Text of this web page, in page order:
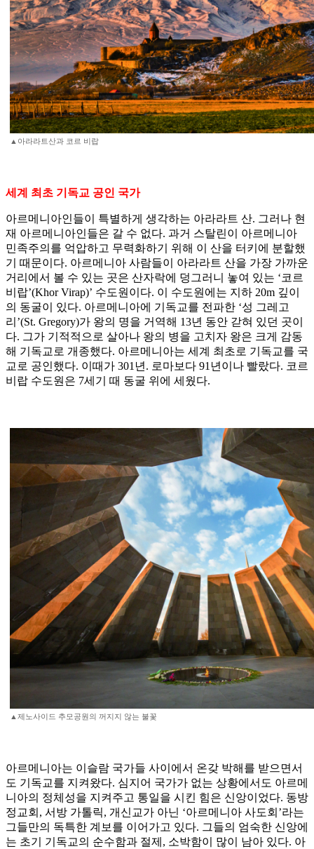
▲아라라트산과 코르 비랍
세계 최초 기독교 공인 국가
아르메니아인들이 특별하게 생각하는 아라라트 산. 그러나 현
재 아르메니아인들은 갈 수 없다. 과거 스탈린이 아르메니아
민족주의를 억압하고 무력화하기 위해 이 산을 터키에 분할했
기 때문이다. 아르메니아 사람들이 아라라트 산을 가장 가까운
거리에서 볼 수 있는 곳은 산자락에 덩그러니 놓여 있는 ‘코르
비랍’(Khor Virap)’ 수도원이다. 이 수도원에는 지하 20m 깊이
의 동굴이 있다. 아르메니아에 기독교를 전파한 ‘성 그레고
리’(St. Gregory)가 왕의 명을 거역해 13년 동안 갇혀 있던 곳이
다. 그가 기적적으로 살아나 왕의 병을 고치자 왕은 크게 감동
해 기독교로 개종했다. 아르메니아는 세계 최초로 기독교를 국
교로 공인했다. 이때가 301년. 로마보다 91년이나 빨랐다. 코르
비랍 수도원은 7세기 때 동굴 위에 세웠다.
▲제노사이드 추모공원의 꺼지지 않는 불꽃
아르메니아는 이슬람 국가들 사이에서 온갖 박해를 받으면서
도 기독교를 지켜왔다. 심지어 국가가 없는 상황에서도 아르메
니아의 정체성을 지켜주고 통일을 시킨 힘은 신앙이었다. 동방
정교회, 서방 가톨릭, 개신교가 아닌 ‘아르메니아 사도회’라는
그들만의 독특한 계보를 이어가고 있다. 그들의 엄숙한 신앙에
는 초기 기독교의 순수함과 절제, 소박함이 많이 남아 있다. 아